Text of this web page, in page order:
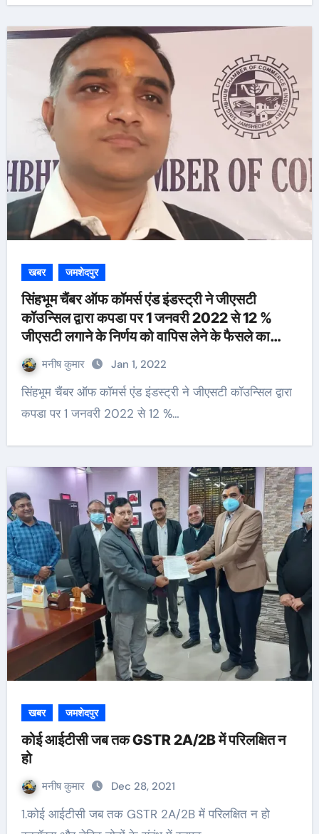
खबर जमशेदपुर
सिंहभूम चैंबर ऑफ कॉमर्स एंड इंडस्ट्री ने जीएसटी
कॉउन्सिल द्वारा कपडा पर 1 जनवरी 2022 से 12 %
जीएसटी लगाने के निर्णय को वापिस लेने के फैसले का
स्वागत किया
मनीष कुमार Jan 1, 2022
सिंहभूम चैंबर ऑफ कॉमर्स एंड इंडस्ट्री ने जीएसटी कॉउन्सिल द्वारा
कपडा पर 1 जनवरी 2022 से 12 %…
खबर जमशेदपुर
कोई आईटीसी जब तक GSTR 2A/2B में परिलक्षित न
हो
मनीष कुमार Dec 28, 2021
1.कोई आईटीसी जब तक GSTR 2A/2B में परिलक्षित न हो